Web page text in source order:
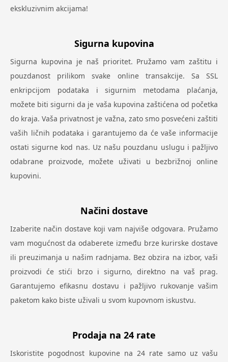
ekskluzivnim akcijama!
Sigurna kupovina
Sigurna kupovina je naš prioritet. Pružamo vam zaštitu i
pouzdanost prilikom svake online transakcije. Sa SSL
enkripcijom podataka i sigurnim metodama plaćanja,
možete biti sigurni da je vaša kupovina zaštićena od početka
do kraja. Vaša privatnost je važna, zato smo posvećeni zaštiti
vaših ličnih podataka i garantujemo da će vaše informacije
ostati sigurne kod nas. Uz našu pouzdanu uslugu i pažljivo
odabrane proizvode, možete uživati u bezbrižnoj online
kupovini.
Načini dostave
Izaberite način dostave koji vam najviše odgovara. Pružamo
vam mogućnost da odaberete između brze kurirske dostave
ili preuzimanja u našim radnjama. Bez obzira na izbor, vaši
proizvodi će stići brzo i sigurno, direktno na vaš prag.
Garantujemo efikasnu dostavu i pažljivo rukovanje vašim
paketom kako biste uživali u svom kupovnom iskustvu.
Prodaja na 24 rate
Iskoristite pogodnost kupovine na 24 rate samo uz vašu